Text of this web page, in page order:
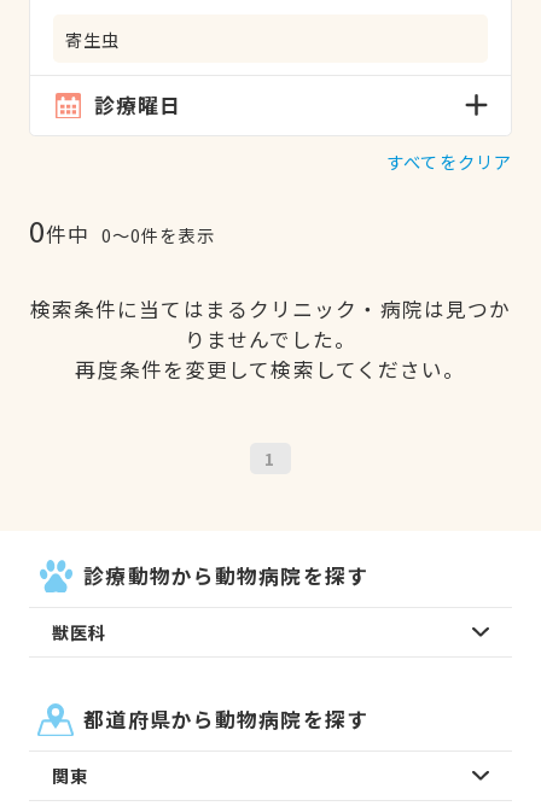
寄生虫
診療曜日
すべてをクリア
0件中 0〜0件を表示
検索条件に当てはまるクリニック・病院は見つか
りませんでした。
再度条件を変更して検索してください。
1
診療動物から動物病院を探す
獣医科
都道府県から動物病院を探す
関東